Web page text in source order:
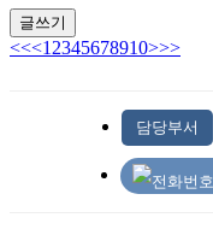
글쓰기
<<<1 2345678910>>>
담당부서